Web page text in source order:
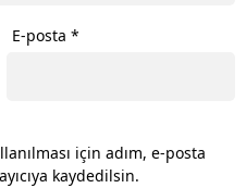
E-posta*
için adım, e-posta
kaydedilsin.